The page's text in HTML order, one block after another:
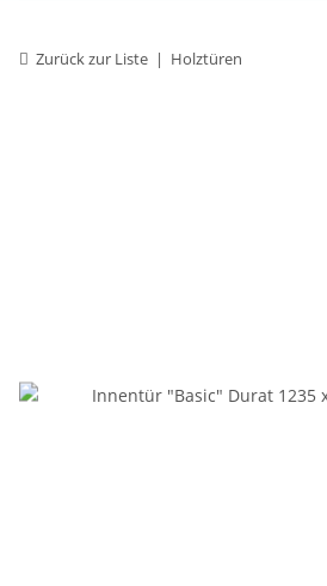
Zurück zur Liste Holztüren